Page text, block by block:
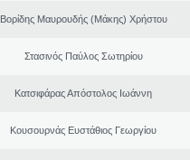
Βορίδης Μαυρουδής (Μάκης) Χρήστου
Στασινός Παύλος Σωτηρίου
Κατσιφάρας Απόστολος Ιωάννη
Κουσουρνάς Ευστάθιος Γεωργίου